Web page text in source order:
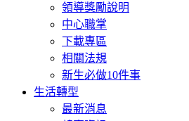
領導獎勵說明
中心職掌
下載專區
相關法規
新生必做10件事
生活轉型
最新消息